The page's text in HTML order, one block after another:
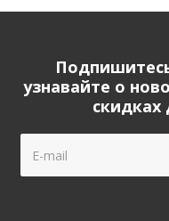
узнавайте о
скидках